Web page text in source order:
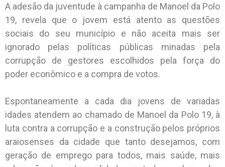
A adesão da juventude à campanha de Manoel da Polo
19, revela que o jovem está atento as questões
sociais do seu município e não aceita mais ser
ignorado pelas políticas públicas minadas pela
corrupção de gestores escolhidos pela força do
poder econômico e a compra de votos.
Espontaneamente a cada dia jovens de variadas
idades atendem ao chamado de Manoel da Polo 19, à
luta contra a corrupção e a construção pelos próprios
araiosenses da cidade que tanto desejamos, com
geração de emprego para todos, mais saúde, mais